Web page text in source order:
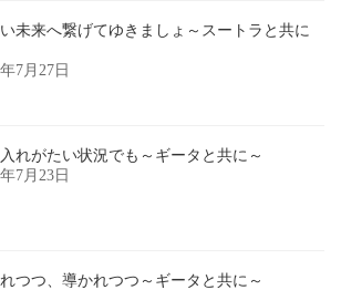
未来へ繋げてゆきましょ～スートラと共に
7月27日
れがたい状況でも～ギータと共に～
7月23日
つつ、導かれつつ～ギータと共に～